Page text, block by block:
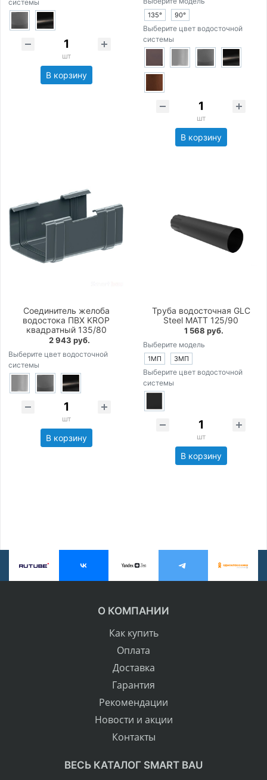
системы
шт
В корзину
135° 90°
Выберите цвет водосточной
системы
шт
В корзину
Соединитель желоба
водостока ПВХ KROP
квадратный 135/80
2 943 руб.
Выберите цвет водосточной
системы
шт
В корзину
Труба водосточная GLC
Steel MATT 125/90
1 568 руб.
Выберите модель
1МП 3МП
Выберите цвет водосточной
системы
шт
В корзину
О КОМПАНИИ
Как купить
Оплата
Доставка
Гарантия
Рекомендации
Новости и акции
Контакты
ВЕСЬ КАТАЛОГ SMART BAU